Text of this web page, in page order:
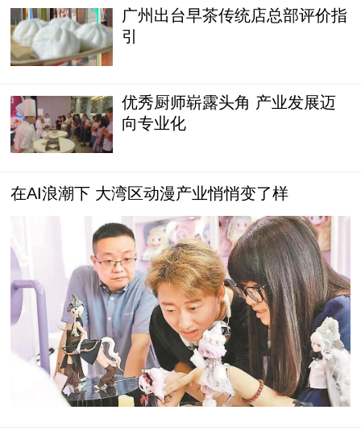
广州出台早茶传统店总部评价指
引
优秀厨师崭露头角 产业发展迈
向专业化
在AI浪潮下 大湾区动漫产业悄悄变了样